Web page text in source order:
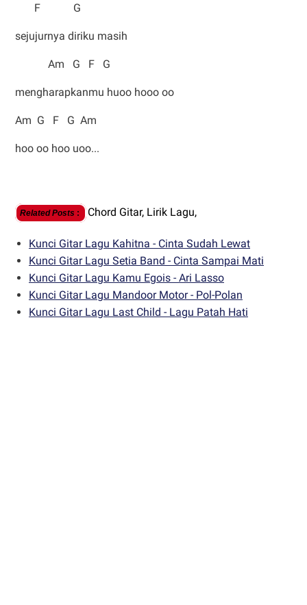
F G
sejujurnya diriku masih
Am G F G
mengharapkanmu huoo hooo oo
Am G F G Am
hoo oo hoo uoo...
Related Posts : Chord Gitar, Lirik Lagu,
Kunci Gitar Lagu Kahitna - Cinta Sudah Lewat
Kunci Gitar Lagu Setia Band - Cinta Sampai Mati
Kunci Gitar Lagu Kamu Egois - Ari Lasso
Kunci Gitar Lagu Mandoor Motor - Pol-Polan
Kunci Gitar Lagu Last Child - Lagu Patah Hati